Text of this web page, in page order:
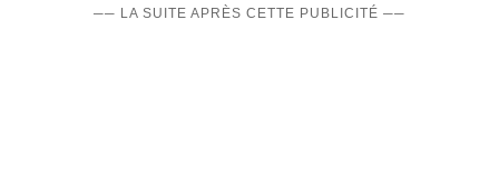
── LA SUITE APRÈS CETTE PUBLICITÉ ──